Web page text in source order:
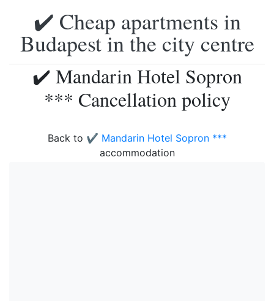
✔️ Cheap apartments in
Budapest in the city centre
✔️ Mandarin Hotel Sopron
*** Cancellation policy
Back to ✔️ Mandarin Hotel Sopron ***
accommodation